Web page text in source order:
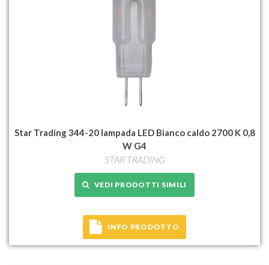
Star Trading 344-20 lampada LED Bianco caldo 2700 K 0,8
W G4
STAR TRADING
VEDI PRODOTTI SIMILI
INFO PRODOTTO